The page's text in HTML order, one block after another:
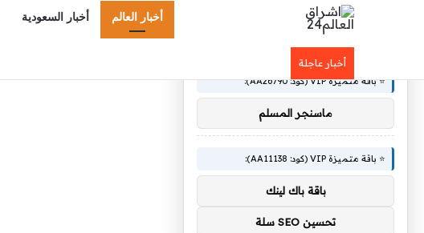
أخبار العالم أخبار السعودية
أخبار عاجلة
⭐ باقة متميزة VIP (كود: AA26790):
ماسنجر المسلم
⭐ باقة متميزة VIP (كود: AA11138):
باقة باك لينك
تحسين SEO سلة